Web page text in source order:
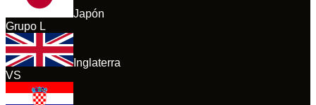
Japón
Grupo L
Inglaterra
VS